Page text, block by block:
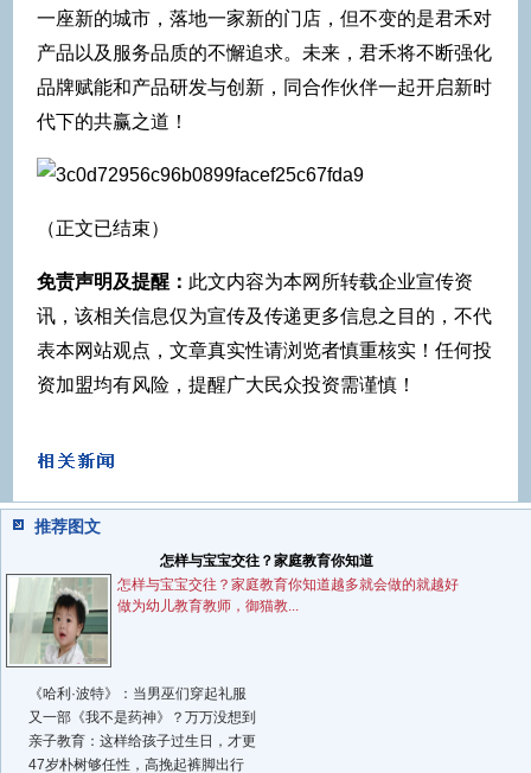
一座新的城市，落地一家新的门店，但不变的是君禾对
产品以及服务品质的不懈追求。未来，君禾将不断强化
品牌赋能和产品研发与创新，同合作伙伴一起开启新时
代下的共赢之道！
（正文已结束）
免责声明及提醒： 此文内容为本网所转载企业宣传资
讯，该相关信息仅为宣传及传递更多信息之目的，不代
表本网站观点，文章真实性请浏览者慎重核实！任何投
资加盟均有风险，提醒广大民众投资需谨慎！
推荐图文
怎样与宝宝交往？家庭教育你知道
怎样与宝宝交往？家庭教育你知道越多就会做的就越好
做为幼儿教育教师，御猫教...
《哈利·波特》：当男巫们穿起礼服
又一部《我不是药神》？万万没想到
亲子教育：这样给孩子过生日，才更
47岁朴树够任性，高挽起裤脚出行